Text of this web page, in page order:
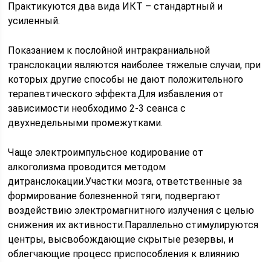
Практикуются два вида ИКТ – стандартный и
усиленный.
Показанием к послойной интракраниальной
транслокации являются наиболее тяжелые случаи, при
которых другие способы не дают положительного
терапевтического эффекта.Для избавления от
зависимости необходимо 2-3 сеанса с
двухнедельными промежутками.
Чаще электроимпульсное кодирование от
алкоголизма проводится методом
дитранслокации.Участки мозга, ответственные за
формирование болезненной тяги, подвергают
воздействию электромагнитного излучения с целью
снижения их активности.Параллельно стимулируются
центры, высвобождающие скрытые резервы, и
облегчающие процесс приспособления к влиянию